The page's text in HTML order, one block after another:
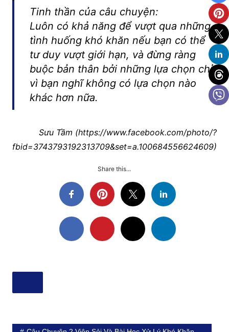
Tinh thần của câu chuyện:
Luôn có khả năng để vượt qua những
tình huống khó khăn nếu bạn có thể
tư duy vượt giới hạn, và đừng ràng
buộc bản thân bởi những lựa chọn chỉ
vì bạn nghĩ không có lựa chọn nào
khác hơn nữa.
Sưu Tầm (https://www.facebook.com/photo/?
fbid=3743793192313709&set=a.100684556624609)
Share this...